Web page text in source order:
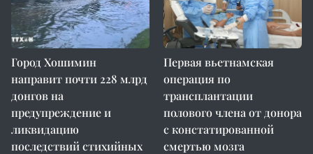
Город Хошимин
направит почти 228 млрд
донгов на
предупреждение и
ликвидацию
последствий стихийных
Первая вьетнамская
операция по
трансплантации
полового члена от донора
с констатированной
смертью мозга